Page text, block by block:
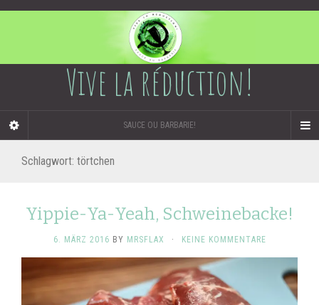
Vive la réduction!
SAUCE OU BARBARIE!
Schlagwort: törtchen
Yippie-Ya-Yeah, Schweinebacke!
6. MÄRZ 2016 BY MRSFLAX · KEINE KOMMENTARE